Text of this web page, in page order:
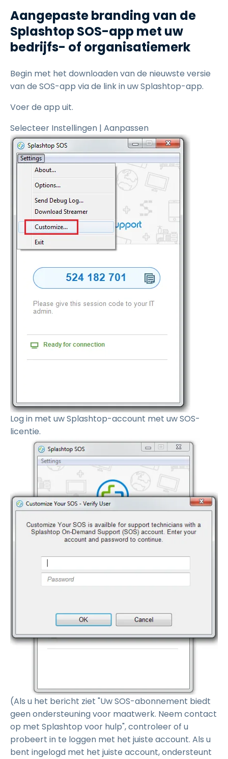
Aangepaste branding van de
Splashtop SOS-app met uw
bedrijfs- of organisatiemerk
Begin met het downloaden van de nieuwste versie
van de SOS-app via de link in uw Splashtop-app.
Voer de app uit.
Selecteer Instellingen | Aanpassen
Log in met uw Splashtop-account met uw SOS-
licentie.
(Als u het bericht ziet "Uw SOS-abonnement biedt
geen ondersteuning voor maatwerk. Neem contact
op met Splashtop voor hulp", controleer of u
probeert in te loggen met het juiste account. Als u
bent ingelogd met het juiste account, ondersteunt